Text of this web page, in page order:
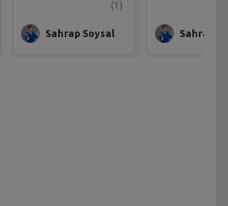
(1)
Sahrap Soysal Sahrap